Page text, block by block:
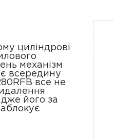
циліндрові
механізм
всередину
все не
його за